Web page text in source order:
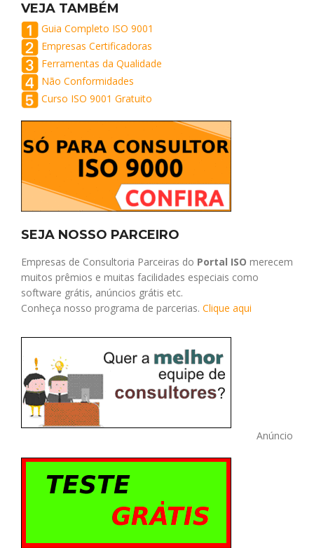
VEJA TAMBÉM
Guia Completo ISO 9001
Empresas Certificadoras
Ferramentas da Qualidade
Não Conformidades
Curso ISO 9001 Gratuito
SEJA NOSSO PARCEIRO
Empresas de Consultoria Parceiras do Portal ISO merecem
muitos prêmios e muitas facilidades especiais como
software grátis, anúncios grátis etc.
Conheça nosso programa de parcerias. Clique aqui
Anúncio